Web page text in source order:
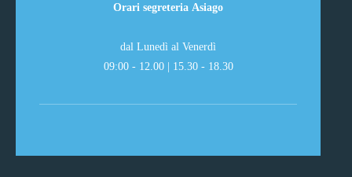
Orari segreteria Asiago
dal Lunedì al Venerdì
09:00 - 12.00 | 15.30 - 18.30